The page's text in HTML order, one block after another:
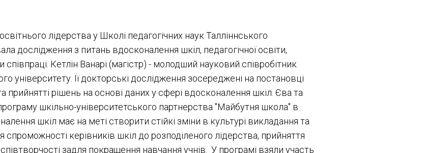
лідерства у Школі педагогічних наук Талліннського
дослідження з питань вдосконалення шкіл, педагогічної освіти,
співпраці. Кетлін Ванарі (магістр) - молодший науковий співробітник
університету. Її докторські дослідження зосереджені на постановці
прийнятті рішень на основі даних у сфері вдосконалення шкіл. Єва та
шкільно-університетського партнерства "Майбутня школа" в
шкіл має на меті створити стійкі зміни в культурі викладання та
керівників шкіл до розподіленого лідерства, прийняття
задля покращення навчання учнів. У програмі взяли участь